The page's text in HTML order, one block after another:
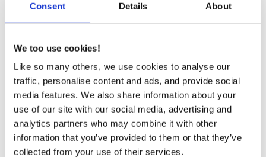
Consent Details About
We too use cookies!
Like so many others, we use cookies to analyse our
traffic, personalise content and ads, and provide social
media features. We also share information about your
use of our site with our social media, advertising and
analytics partners who may combine it with other
information that you’ve provided to them or that they’ve
collected from your use of their services.
- Zones de réflexion
: des salles de réunion pensées
pour accueillir tous les formats d’échanges, du
acoustiques de deux personnes pour les visios
rapides, salles assis-debout pour les réunions
dynamiques, grandes salles modulables pour les
comités élargis ou les moments collectifs, ou
encore petites alcôves acoustiques offrant intimité
et silence ;
- Zone d’ateliers :dédiées aux travaux de groupe